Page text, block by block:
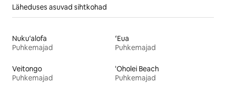
Läheduses asuvad sihtkohad
Nuku‘alofa
Puhkemajad
ʻEua
Puhkemajad
Veitongo
Puhkemajad
'Oholei Beach
Puhkemajad